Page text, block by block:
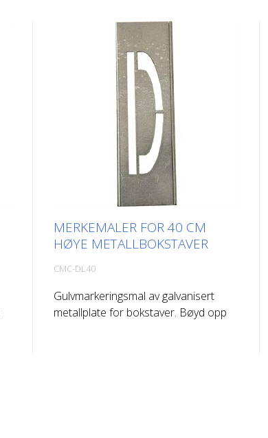
MERKEMALER FOR 40 CM
HØYE METALLBOKSTAVER
CMC-DL40
Gulvmarkeringsmal av galvanisert
metallplate for bokstaver. Bøyd opp